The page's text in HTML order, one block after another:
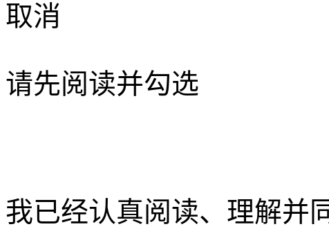
取消
请先阅读并勾选
我已经认真阅读、理解并